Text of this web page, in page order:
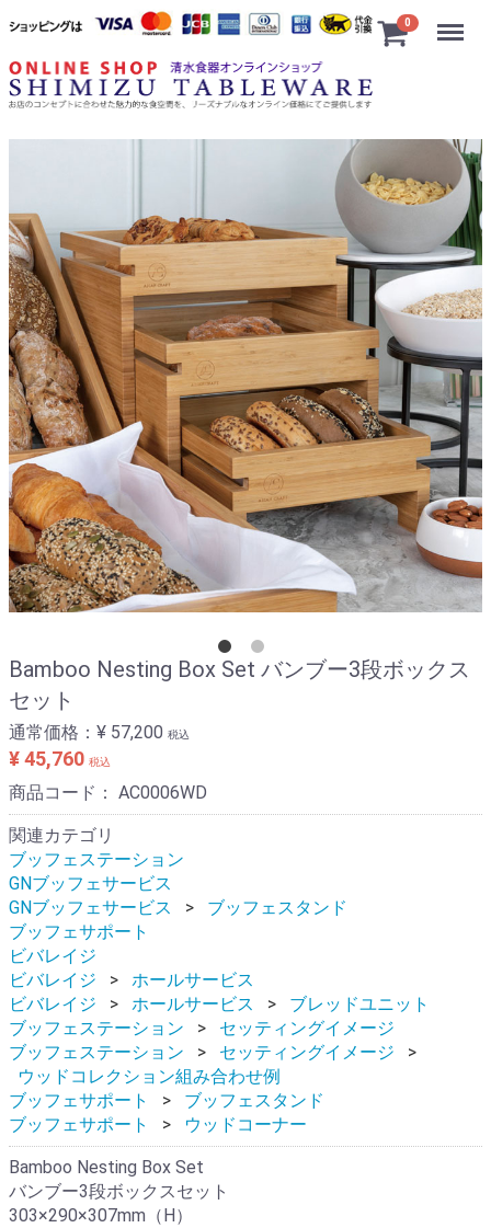
0 Menu
Bamboo Nesting Box Set バンブー3段ボックス
セット
通常価格： ¥ 57,200 税込
¥ 45,760 税込
商品コード： AC0006WD
関連カテゴリ
ブッフェステーション
GNブッフェサービス
GNブッフェサービス
ブッフェスタンド
ブッフェサポート
ビバレイジ
ビバレイジ
ホールサービス
ビバレイジ
ホールサービス
ブレッドユニット
ブッフェステーション
セッティングイメージ
ブッフェステーション
セッティングイメージ
ウッドコレクション組み合わせ例
ブッフェサポート
ブッフェスタンド
ブッフェサポート
ウッドコーナー
Bamboo Nesting Box Set
バンブー3段ボックスセット
303×290×307mm（H）